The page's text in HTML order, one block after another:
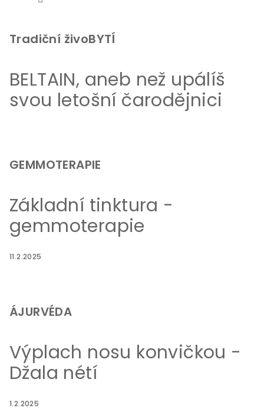
Tradiční živoBYTÍ
BELTAIN, aneb než upálíš
svou letošní čarodějnici
GEMMOTERAPIE
Základní tinktura -
gemmoterapie
11.2.2025
ÁJURVÉDA
Výplach nosu konvičkou -
Džala nétí
1.2.2025